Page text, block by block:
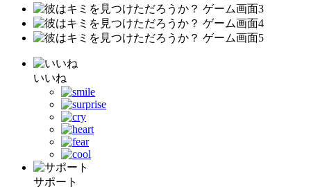
いいね
サポート